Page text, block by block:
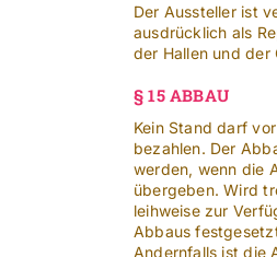
Der Aussteller ist
ausdrücklich als
der Hallen und der
§ 15 ABBAU
Kein Stand darf
bezahlen. Der
werden, wenn die
übergeben. Wird
leihweise zur
Abbaus
Andernfalls ist die